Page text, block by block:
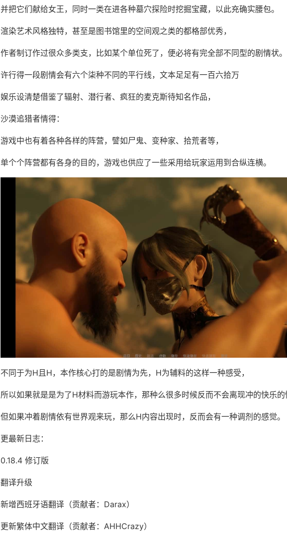
并把它们献给女王，同时一类在进各种墓穴探险时挖掘宝藏，以此充确实腰包。
渲染艺术风格独特，甚至是图书馆里的空间观之类的都格部优秀，
作者制订作过很众多类支，比如某个单位死了，便必将有完全部不同型的剧情状。
许行得一段剧情会有六个柒种不同的平行线，文本足足有一百六拾万
娱乐设清楚借鉴了辐射、潜行者、疯狂的麦克斯待知名作品，
沙漠追猎者情得：
游戏中也有着各种各样的阵营，譬如尸鬼、变种家、拾荒者等，
单个个阵营都有各身的目的，游戏也供应了一些采用给玩家运用到合纵连横。
不同于为H且H，本作核心打的是剧情为先，H为辅料的这样一种感受，
所以如果就是是为了H材料而游玩本作，那种么很多时候反而不会离现冲的快乐
但如果冲着剧情依有世界观来玩，那么H内容出现时，反而会有一种调剂的感觉。
更最新日志：
0.18.4 修订版
翻译升级
新增西班牙语翻译（贡献者：Darax）
更新繁体中文翻译（贡献者：AHHCrazy）